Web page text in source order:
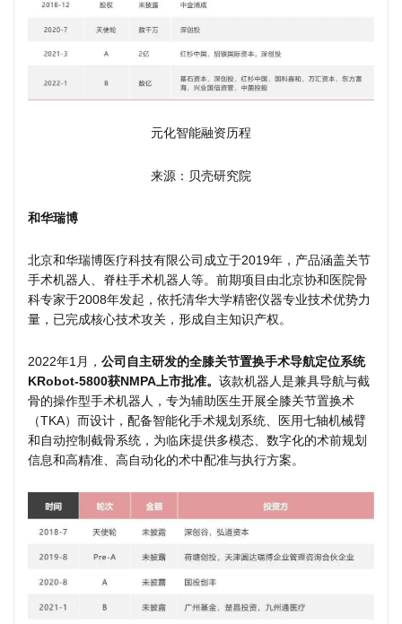
元化智能融资历程
来源：贝壳研究院
和华瑞博
北京和华瑞博医疗科技有限公司成立于2019年，产品涵盖关节
手术机器人、脊柱手术机器人等。前期项目由北京协和医院骨
科专家于2008年发起，依托清华大学精密仪器专业技术优势力
量，已完成核心技术攻关，形成自主知识产权。
2022年1月， 公司自主研发的全膝关节置换手术导航定位系统
KRobot-5800获NMPA上市批准。 该款机器人是兼具导航与截
骨的操作型手术机器人，专为辅助医生开展全膝关节置换术
（TKA）而设计，配备智能化手术规划系统、医用七轴机械臂
和自动控制截骨系统，为临床提供多模态、数字化的术前规划
信息和高精准、高自动化的术中配准与执行方案。